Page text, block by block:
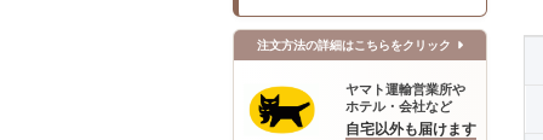
注文方法の詳細はこちらをクリック
ヤマト運輸営業所や
ホテル・会社など
自宅以外も届けます
74 76 78 80 82
A3 AB3